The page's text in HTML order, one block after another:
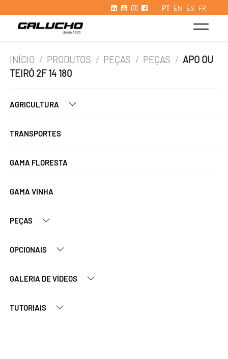
PT EN ES FR
INÍCIO / PRODUTOS / PEÇAS / PEÇAS / APO OU
TEIRÓ 2F 14 180
AGRICULTURA
TRANSPORTES
GAMA FLORESTA
GAMA VINHA
PEÇAS
OPCIONAIS
GALERIA DE VÍDEOS
TUTORIAIS